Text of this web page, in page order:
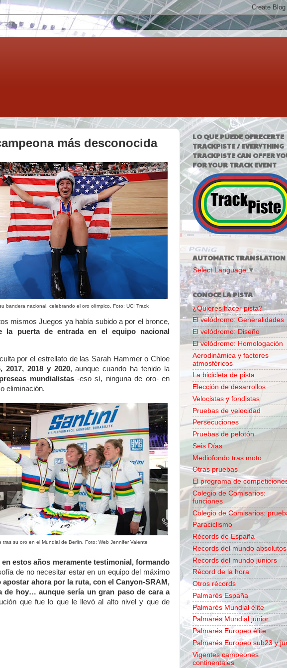
más desconocida
bandera nacional, celebrando el oro olímpico. Foto: UCI Track
mismos Juegos ya había subido a por el bronce,
la puerta de entrada en el equipo nacional
por el estrellato de las Sarah Hammer o Chloe
2018 y 2020, aunque cuando ha tenido la
mundialistas-eso sí, ninguna de oro- en
eliminación.
tras su oro en el Mundial de Berlín. Foto: Web Jennifer Valente
estos años meramente testimonial, formando
de no necesitar estar en un equipo del máximo
apostar ahora por la ruta, con el Canyon-SRAM,
de hoy… aunque sería un gran paso de cara a
que fue lo que le llevó al alto nivel y que de
LO QUE PUEDE OFRECERTE
TRACKPISTE / EVERYTHING
TRACKPISTE CAN OFFER
FOR YOUR TRACK EVENT
AUTOMATIC TRANSLATION
Select Language ▼
CONOCE LA PISTA
¿Quieres hacer pista?
El velódromo: Generalidades
El velódromo: Diseño
El velódromo: Homologación
Aerodinámica y factores
atmosféricos
La bicicleta de pista
Elección de desarrollos
Velocistas y fondistas
Pruebas de velocidad
Persecuciones
Pruebas de pelotón
Seis Días
Mediofondo tras moto
Otras pruebas
El programa de
Colegio de Comisarios:
funciones
Colegio de Comisarios:
Paraciclismo
Récords de España
Records del mundo absolutos
Records del mundo juniors
Récord de la hora
Otros récords
Palmarés España
Palmarés Mundial élite
Palmarés Mundial junior
Palmarés Europeo élite
Palmarés Europeo sub23 y
Vigentes campeones
continentales